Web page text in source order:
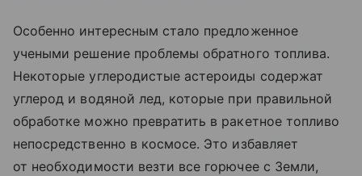
Особенно интересным стало предложенное
учеными решение проблемы обратного топлива.
Некоторые углеродистые астероиды содержат
углерод и водяной лед, которые при правильной
обработке можно превратить в ракетное топливо
непосредственно в космосе. Это избавляет
от необходимости везти все горючее с Земли,